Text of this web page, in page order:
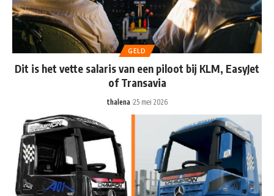
GELD
Dit is het vette salaris van een piloot bij KLM, EasyJet
of Transavia
thalena 25 mei 2026